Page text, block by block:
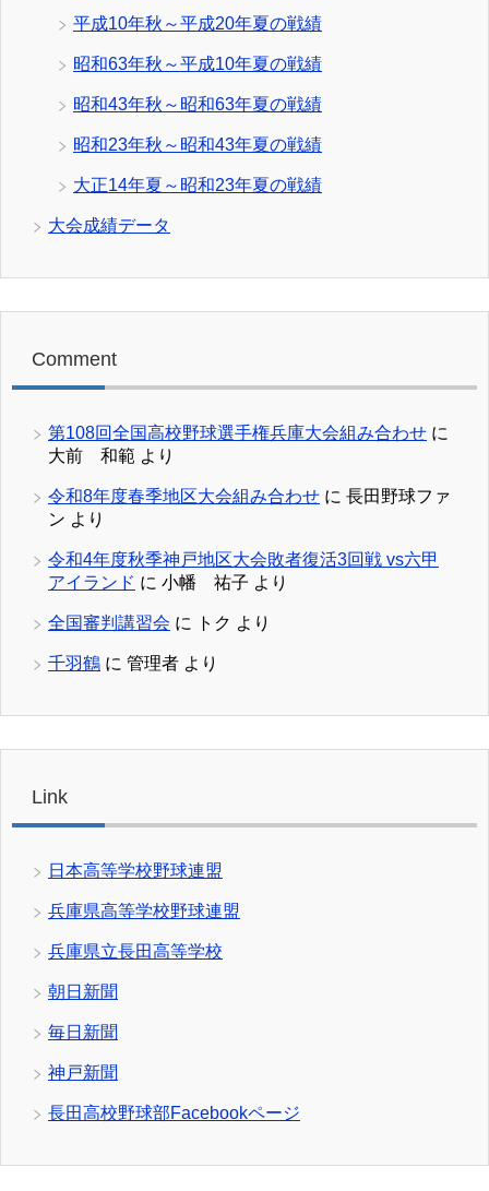
平成10年秋～平成20年夏の戦績
昭和63年秋～平成10年夏の戦績
昭和43年秋～昭和63年夏の戦績
昭和23年秋～昭和43年夏の戦績
大正14年夏～昭和23年夏の戦績
大会成績データ
Comment
第108回全国高校野球選手権兵庫大会組み合わせ に
大前 和範 より
令和8年度春季地区大会組み合わせ に 長田野球ファ
ン より
令和4年度秋季神戸地区大会敗者復活3回戦 vs六甲
アイランド に 小幡 祐子 より
全国審判講習会 に トク より
千羽鶴 に 管理者 より
Link
日本高等学校野球連盟
兵庫県高等学校野球連盟
兵庫県立長田高等学校
朝日新聞
毎日新聞
神戸新聞
長田高校野球部Facebookページ